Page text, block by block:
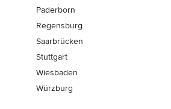
Paderborn
Regensburg
Saarbrücken
Stuttgart
Wiesbaden
Würzburg